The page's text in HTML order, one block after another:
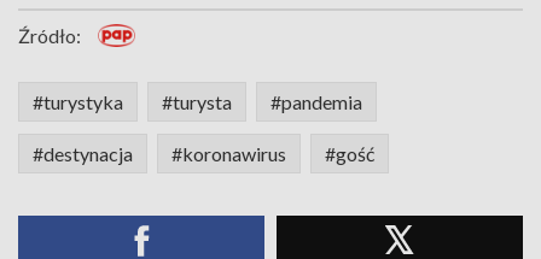
Źródło:
#turystyka #turysta #pandemia
#destynacja #koronawirus #gość